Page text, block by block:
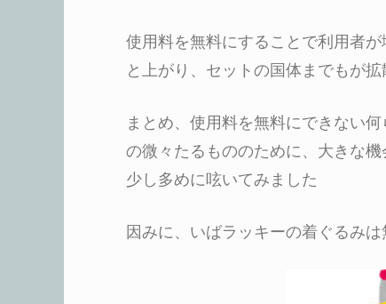
使用料を無料にすることで利用者
と上がり、セットの国体までもが
まとめ、使用料を無料にできない
の微々たるもののために、大きな
少し多めに呟いてみました
因みに、いばラッキーの着ぐるみ